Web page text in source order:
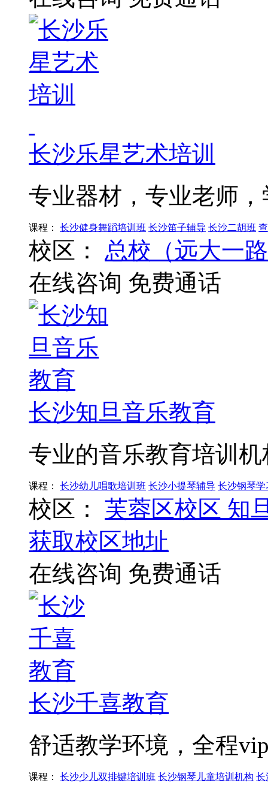
长沙乐星艺术培训
专业器材，专业老师
课程： 长沙健身舞蹈培训班 长沙笛子辅导 长沙二胡班
校区：
总校（远大一
在线咨询 免费通话
长沙知旦音乐教育
专业的音乐教育培训机
课程： 长沙幼儿唱歌培训班 长沙小提琴辅导 长沙钢琴学
校区： 芙蓉区校区 知
获取校区地址
在线咨询 免费通话
长沙千喜教育
舒适教学环境，全程
课程： 长沙少儿双排键培训班 长沙钢琴儿童培训机构 长